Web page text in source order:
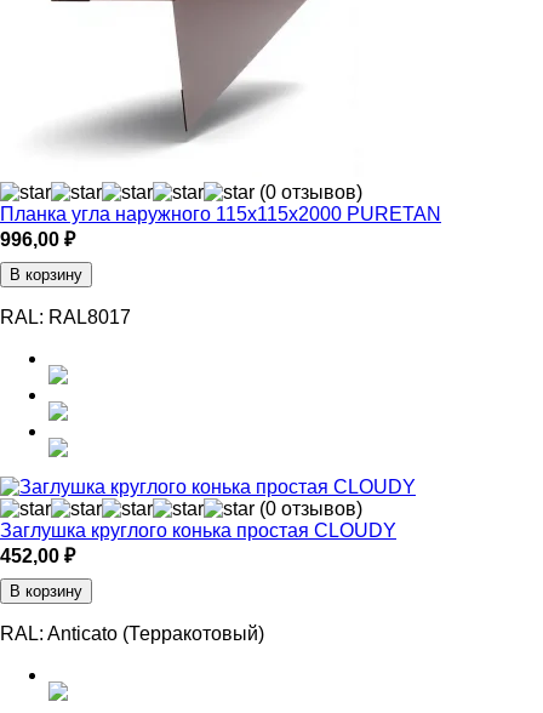
(0 отзывов)
Планка угла наружного 115х115х2000 PURETAN
996,00 ₽
В корзину
RAL: RAL8017
(0 отзывов)
Заглушка круглого конька простая CLOUDY
452,00 ₽
В корзину
RAL: Anticato (Терракотовый)